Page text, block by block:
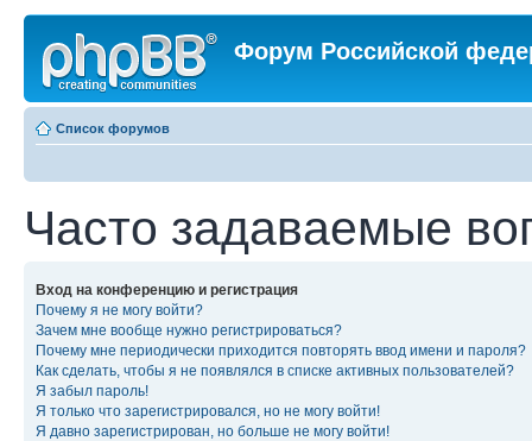
Форум Российской
Список форумов
Часто задаваемые
Вход на конференцию и регистрация
Почему я не могу войти?
Зачем мне вообще нужно регистрироваться?
Почему мне периодически приходится повторять ввод имени и пароля?
Как сделать, чтобы я не появлялся в списке активных пользователей?
Я забыл пароль!
Я только что зарегистрировался, но не могу войти!
Я давно зарегистрирован, но больше не могу войти!